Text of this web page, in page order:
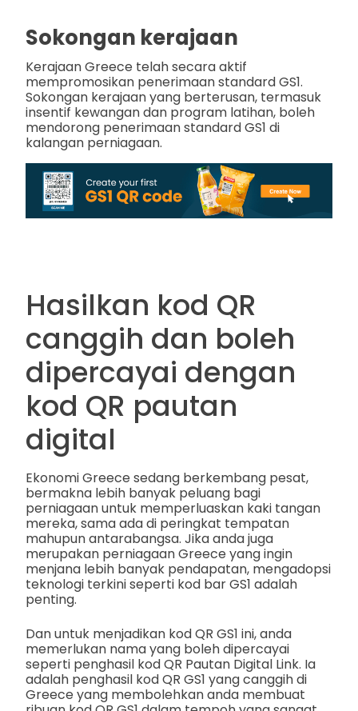
Sokongan kerajaan
Kerajaan Greece telah secara aktif
mempromosikan penerimaan standard GS1.
Sokongan kerajaan yang berterusan, termasuk
insentif kewangan dan program latihan, boleh
mendorong penerimaan standard GS1 di
kalangan perniagaan.
Hasilkan kod QR
canggih dan boleh
dipercayai dengan
kod QR pautan
digital
Ekonomi Greece sedang berkembang pesat,
bermakna lebih banyak peluang bagi
perniagaan untuk memperluaskan kaki tangan
mereka, sama ada di peringkat tempatan
mahupun antarabangsa. Jika anda juga
merupakan perniagaan Greece yang ingin
menjana lebih banyak pendapatan, mengadopsi
teknologi terkini seperti kod bar GS1 adalah
penting.
Dan untuk menjadikan kod QR GS1 ini, anda
memerlukan nama yang boleh dipercayai
seperti penghasil kod QR Pautan Digital Link. Ia
adalah penghasil kod QR GS1 yang canggih di
Greece yang membolehkan anda membuat